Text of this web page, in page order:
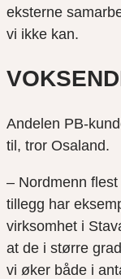
eksterne
vi ikke kan.
Andelen PB-
til, tror Osaland.
– Nordmenn
tillegg har
virksomhet i
at de i større
vi øker både i